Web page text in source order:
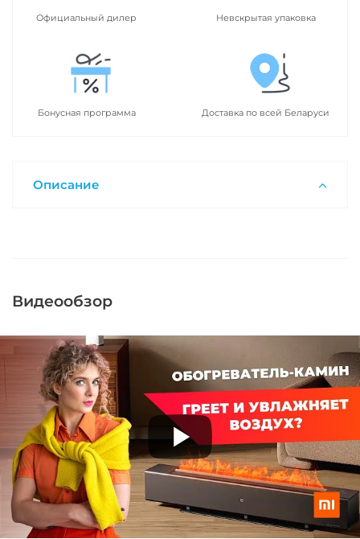
Официальный дилер Невскрытая упаковка
Бонусная программа Доставка по всей Беларуси
Описание
Видеообзор